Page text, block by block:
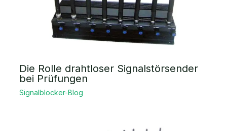
Die Rolle drahtloser Signalstörsender
bei Prüfungen
Signalblocker-Blog